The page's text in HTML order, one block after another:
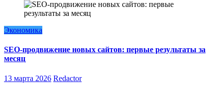
Экономика
SEO-продвижение новых сайтов: первые результаты за
месяц
13 марта 2026 Redactor